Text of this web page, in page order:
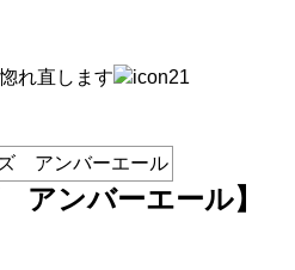
れ直します
アンバーエール】